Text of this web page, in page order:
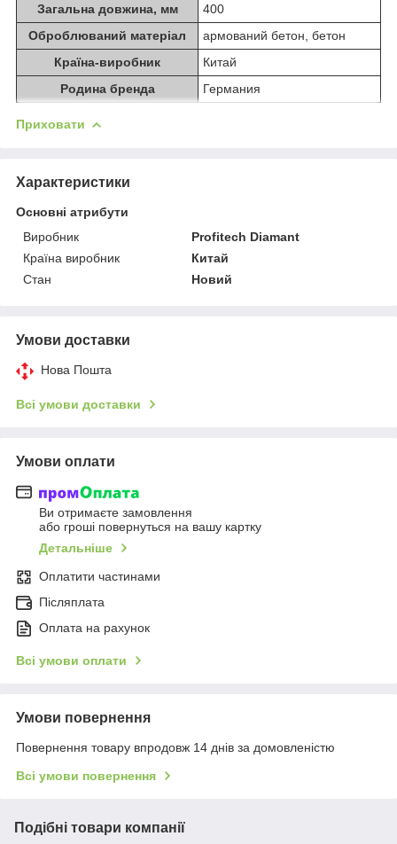
Загальна довжина, мм
400
Оброблюваний матеріал
армований бетон, бетон
Країна-виробник
Китай
Родина бренда
Германия
Приховати
Характеристики
Основні атрибути
Виробник
Profitech Diamant
Країна виробник
Китай
Стан
Новий
Умови доставки
Нова Пошта
Всі умови доставки
Умови оплати
Ви отримаєте замовлення
або гроші повернуться на вашу картку
Детальніше
Оплатити частинами
Післяплата
Оплата на рахунок
Всі умови оплати
Умови повернення
Повернення товару впродовж 14 днів за домовленістю
Всі умови повернення
Подібні товари компанії